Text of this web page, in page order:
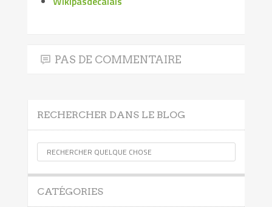
PAS DE COMMENTAIRE
RECHERCHER DANS LE BLOG
CATÉGORIES